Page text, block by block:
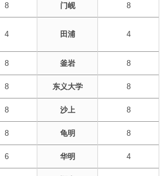
8 门岘 8
4 田浦 4
8 釜岩 8
8 东义大学 8
8 沙上 8
8 龟明 8
6 华明 4